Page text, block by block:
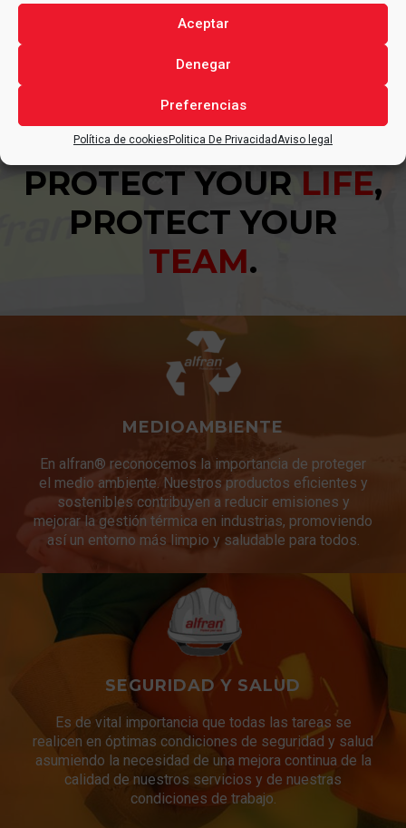
Aceptar
Denegar
Preferencias
Política de cookiesPolitica De Privacidad Aviso legal
PROTECT YOURLIFE,
PROTECT YOUR
TEAM.
MEDIOAMBIENTE
En alfran® reconocemos la importancia de proteger
el medio ambiente. Nuestros productos eficientes y
sostenibles contribuyen a reducir emisiones y
mejorar la gestión térmica en industrias, promoviendo
así un entorno más limpio y saludable para todos.
SEGURIDAD Y SALUD
Es de vital importancia que todas las tareas se
realicen en óptimas condiciones de seguridad y salud
asumiendo la necesidad de una mejora continua de la
calidad de nuestros servicios y de nuestras
condiciones de trabajo.